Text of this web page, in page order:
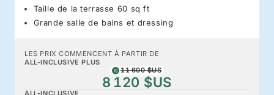
Taille de la terrasse 60 sq ft
Grande salle de bains et dressing
LES PRIX COMMENCENT À PARTIR DE
ALL-INCLUSIVE PLUS
11 600 $US
8 120 $US
ALL-INCLUSIVE